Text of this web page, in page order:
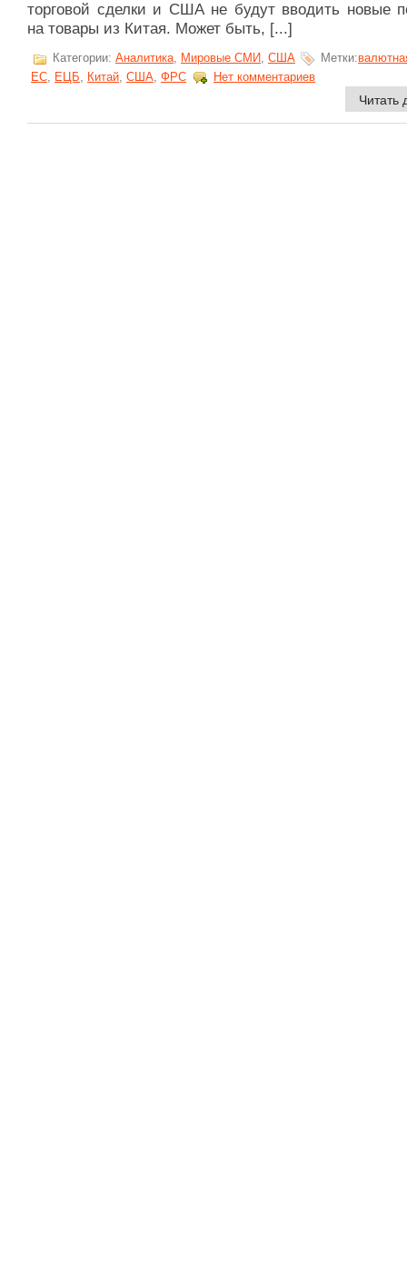
торговой сделки и США не будут вводить новые
на товары из Китая. Может быть, [...]
Категории: Аналитика, Мировые СМИ, США Метки:
ЕС, ЕЦБ, Китай, США, ФРС Нет комментариев
Читать